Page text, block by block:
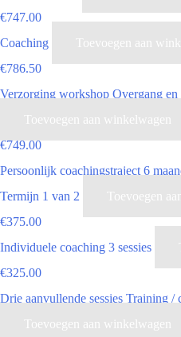
€747.00
Coaching
Toevoegen aan
€786.50
Verzorging workshop Overgang
Toevoegen aan winkelwagen
€749.00
Persoonlijk coachingstraject 6
Termijn 1 van 2
Toevoegen
€375.00
Individuele coaching 3 sessies
€325.00
Drie aanvullende sessies Training
Toevoegen aan winkelwagen